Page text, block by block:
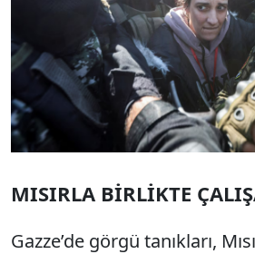
MISIRLA BİRLİKTE
Gazze’de görgü tanıkları,